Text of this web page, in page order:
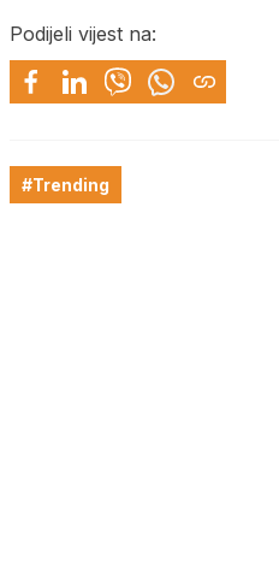
Podijeli vijest na:
#Trending